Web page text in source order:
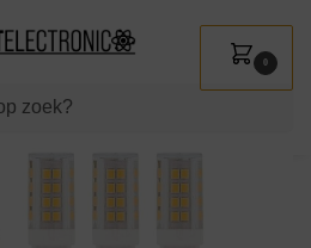
Zoeken
0
Lichtbronnen